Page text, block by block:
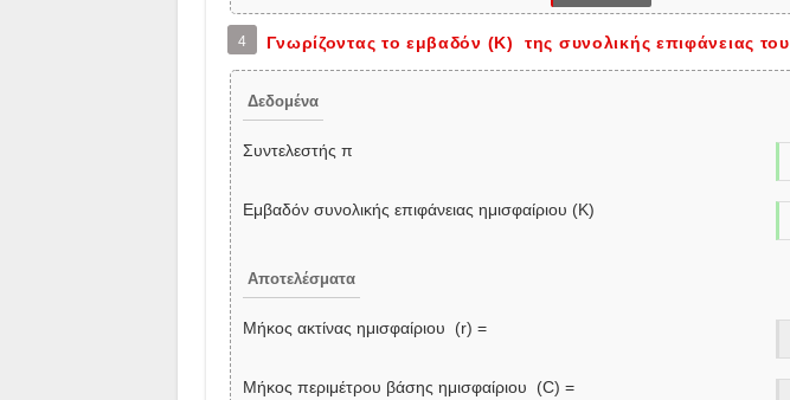
4 Γνωρίζοντας το εμβαδόν (K) της συνολικής επιφάνειας του
Δεδομένα
Συντελεστής π
Εμβαδόν συνολικής επιφάνειας ημισφαίριου (K)
Αποτελέσματα
Μήκος ακτίνας ημισφαίριου (r) =
Μήκος περιμέτρου βάσης ημισφαίριου (C) =